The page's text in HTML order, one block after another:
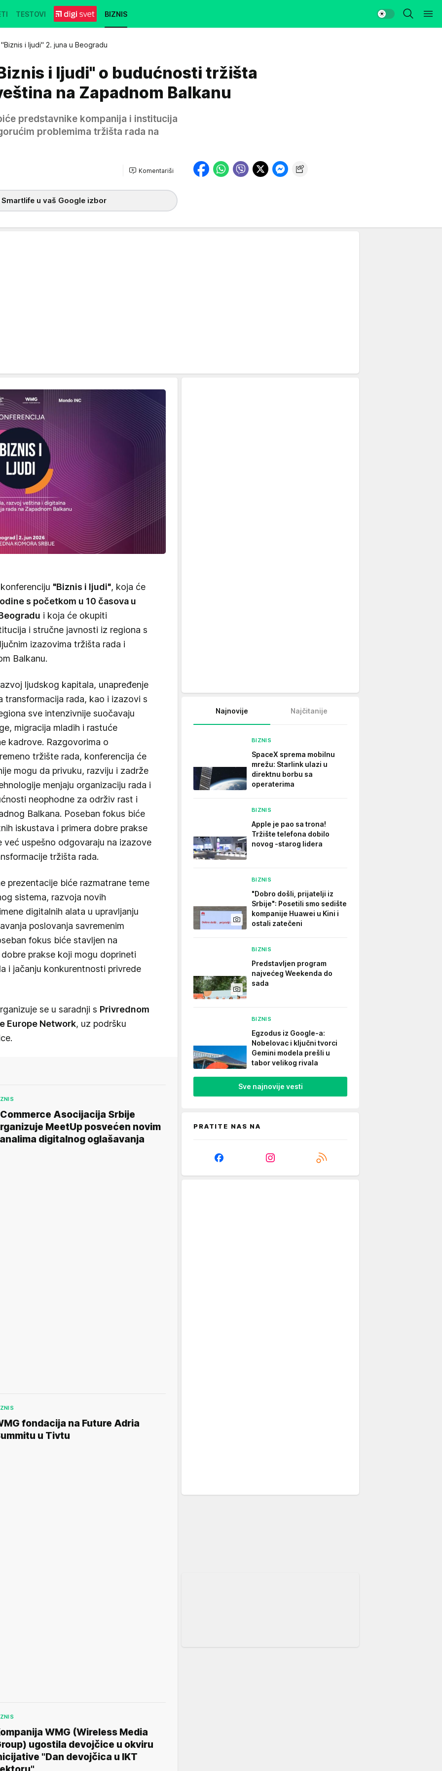
TESTOVI BIZNIS
i ljudi" 2. juna u Beogradu
i ljudi" o budućnosti tržišta
na Zapadnom Balkanu
predstavnike kompanija i institucija
problemima tržišta rada na
Komentariši
u vaš Google izbor
"Biznis i ljudi", koja će
s početkom u 10 časova u
i koja će okupiti
i stručne javnosti iz regiona s
izazovima tržišta rada i
Balkanu.
ljudskog kapitala, unapređenje
transformacija rada, kao i izazovi s
sve intenzivnije suočavaju
migracija mladih i rastuće
kadrove. Razgovorima o
tržište rada, konferencija će
mogu da privuku, razviju i zadrže
menjaju organizaciju rada i
neophodne za održiv rast i
Balkana. Poseban fokus biće
iskustava i primera dobre prakse
već uspešno odgovaraju na izazove
tržišta rada.
prezentacije biće razmatrane teme
sistema, razvoja novih
digitalnih alata u upravljanju
poslovanja savremenim
fokus biće stavljen na
prakse koji mogu doprineti
i jačanju konkurentnosti privrede
se u saradnji s Privrednom
Europe Network, uz podršku
Asocijacija Srbije
MeetUp posvećen novim
digitalnog oglašavanja
fondacija na Future Adria
u Tivtu
WMG (Wireless Media
ugostila devojčice u okviru
"Dan devojčica u IKT
Najnovije Najčitanije
BIZNIS
SpaceX sprema mobilnu
mrežu: Starlink ulazi u
direktnu borbu sa
operaterima
BIZNIS
Apple je pao sa trona!
Tržište telefona dobilo
novog -starog lidera
BIZNIS
"Dobro došli, prijatelji iz
Srbije": Posetili smo sedište
kompanije Huawei u Kini i
ostali zatečeni
BIZNIS
Predstavljen program
najvećeg Weekenda do
sada
BIZNIS
Egzodus iz Google-a:
Nobelovac i ključni tvorci
Gemini modela prešli u
tabor velikog rivala
Sve najnovije vesti
PRATITE NAS NA